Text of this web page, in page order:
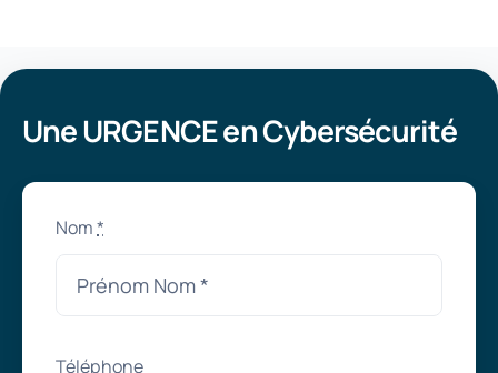
Une URGENCE en Cybersécurité
Nom*
Téléphone